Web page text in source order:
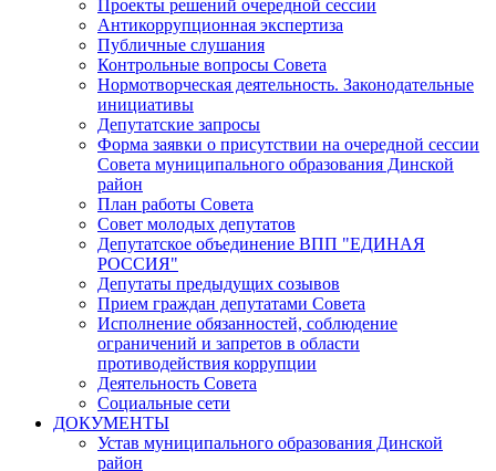
Проекты решений очередной сессии
Антикоррупционная экспертиза
Публичные слушания
Контрольные вопросы Совета
Нормотворческая деятельность. Законодательные
инициативы
Депутатские запросы
Форма заявки о присутствии на очередной сессии
Совета муниципального образования Динской
район
План работы Совета
Совет молодых депутатов
Депутатское объединение ВПП "ЕДИНАЯ
РОССИЯ"
Депутаты предыдущих созывов
Прием граждан депутатами Совета
Исполнение обязанностей, соблюдение
ограничений и запретов в области
противодействия коррупции
Деятельность Совета
Социальные сети
ДОКУМЕНТЫ
Устав муниципального образования Динской
район